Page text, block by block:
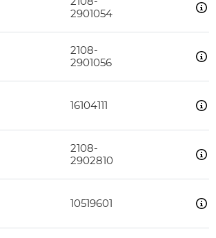
2901054
2108-
2901056
16104111
2108-
2902810
10519601